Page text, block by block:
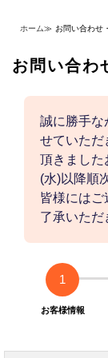
ホーム≫ お問い合わせ
お問い合わ
誠に勝手な
せていただ
頂きました
(水)以降順
皆様には
了承いただ
1
お客様情報